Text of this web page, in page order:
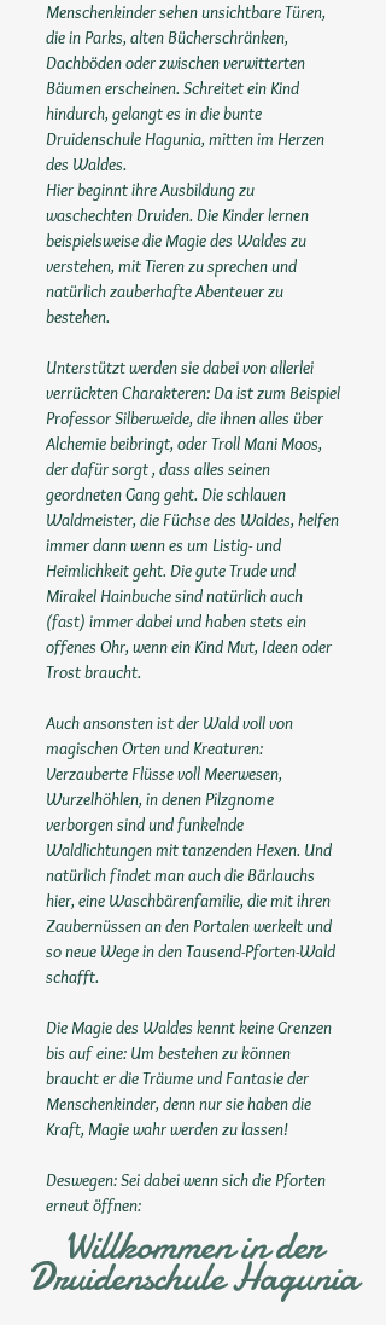
Menschenkinder sehen unsichtbare Türen,
die in Parks, alten Bücherschränken,
Dachböden oder zwischen verwitterten
Bäumen erscheinen. Schreitet ein Kind
hindurch, gelangt es in die bunte
Druidenschule Hagunia, mitten im Herzen
des Waldes.
Hier beginnt ihre Ausbildung zu
waschechten Druiden. Die Kinder lernen
beispielsweise die Magie des Waldes zu
verstehen, mit Tieren zu sprechen und
natürlich zauberhafte Abenteuer zu
bestehen.
Unterstützt werden sie dabei von allerlei
verrückten Charakteren: Da ist zum Beispiel
Professor Silberweide, die ihnen alles über
Alchemie beibringt, oder Troll Mani Moos,
der dafür sorgt , dass alles seinen
geordneten Gang geht. Die schlauen
Waldmeister, die Füchse des Waldes, helfen
immer dann wenn es um Listig- und
Heimlichkeit geht. Die gute Trude und
Mirakel Hainbuche sind natürlich auch
(fast) immer dabei und haben stets ein
offenes Ohr, wenn ein Kind Mut, Ideen oder
Trost braucht.
Auch ansonsten ist der Wald voll von
magischen Orten und Kreaturen:
Verzauberte Flüsse voll Meerwesen,
Wurzelhöhlen, in denen Pilzgnome
verborgen sind und funkelnde
Waldlichtungen mit tanzenden Hexen. Und
natürlich findet man auch die Bärlauchs
hier, eine Waschbärenfamilie, die mit ihren
Zaubernüssen an den Portalen werkelt und
so neue Wege in den Tausend-Pforten-Wald
schafft.
Die Magie des Waldes kennt keine Grenzen
bis auf eine: Um bestehen zu können
braucht er die Träume und Fantasie der
Menschenkinder, denn nur sie haben die
Kraft, Magie wahr werden zu lassen!
Deswegen: Sei dabei wenn sich die Pforten
erneut öffnen:
Willkommen in der
Druidenschule Hagunia